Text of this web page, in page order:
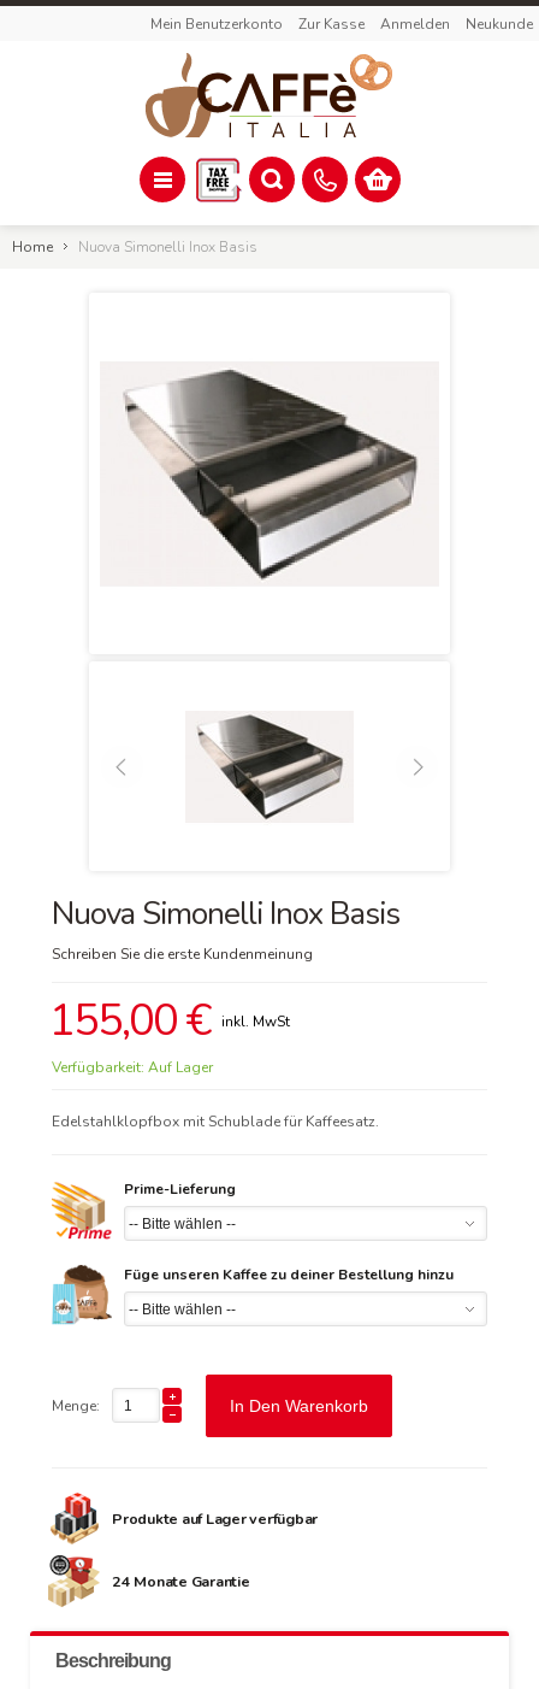
Mein Benutzerkonto Zur Kasse Anmelden Neukunde
Home Nuova Simonelli Inox Basis
Nuova Simonelli Inox Basis
Schreiben Sie die erste Kundenmeinung
155,00 €
Verfügbarkeit: Auf Lager
Edelstahlklopfbox mit Schublade für Kaffeesatz.
Prime-Lieferung
Füge unseren Kaffee zu deiner Bestellung hinzu
Menge: In Den Warenkorb
Produkte auf Lager verfügbar
24 Monate Garantie
Beschreibung